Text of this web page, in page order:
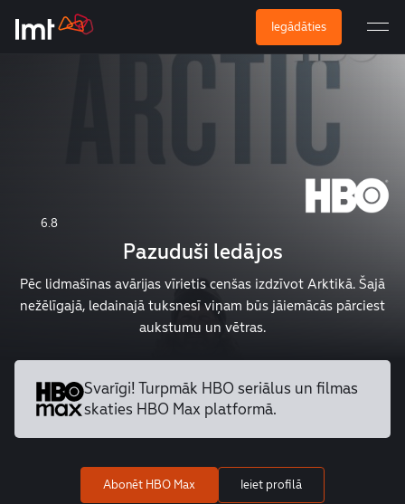
Iegādāties
6.8
Pazuduši ledājos
Pēc lidmašīnas avārijas vīrietis cenšas izdzīvot Arktikā. Šajā
nežēlīgajā, ledainajā tuksnesī viņam būs jāiemācās pārciest
aukstumu un vētras.
Svarīgi! Turpmāk HBO seriālus un filmas
skaties HBO Max platformā.
Abonēt HBO Max Ieiet profilā